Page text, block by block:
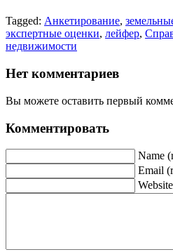
Tagged: Анкетирование,
экспертные оценки, лейфер,
недвижимости
Нет комментариев
Вы можете оставить первый
Комментировать
Name
Email
Website